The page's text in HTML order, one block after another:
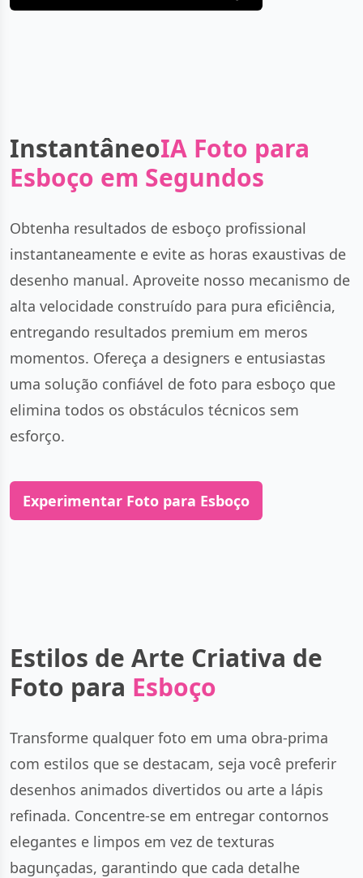
InstantâneoIA Foto para
Esboço em Segundos
Obtenha resultados de esboço profissional
instantaneamente e evite as horas exaustivas de
desenho manual. Aproveite nosso mecanismo de
alta velocidade construído para pura eficiência,
entregando resultados premium em meros
momentos. Ofereça a designers e entusiastas
uma solução confiável de foto para esboço que
elimina todos os obstáculos técnicos sem
esforço.
Experimentar Foto para Esboço
Estilos de Arte Criativa de
Foto para Esboço
Transforme qualquer foto em uma obra-prima
com estilos que se destacam, seja você preferir
desenhos animados divertidos ou arte a lápis
refinada. Concentre-se em entregar contornos
elegantes e limpos em vez de texturas
bagunçadas, garantindo que cada detalhe